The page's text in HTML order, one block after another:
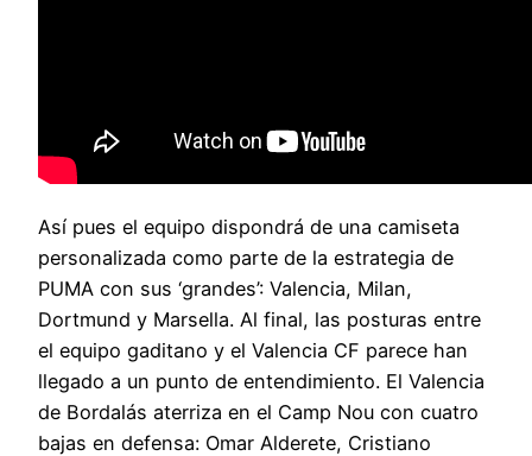
Así pues el equipo dispondrá de una camiseta
personalizada como parte de la estrategia de
PUMA con sus ‘grandes’: Valencia, Milan,
Dortmund y Marsella. Al final, las posturas entre
el equipo gaditano y el Valencia CF parece han
llegado a un punto de entendimiento. El Valencia
de Bordalás aterriza en el Camp Nou con cuatro
bajas en defensa: Omar Alderete, Cristiano